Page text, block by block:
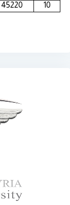
10
45220